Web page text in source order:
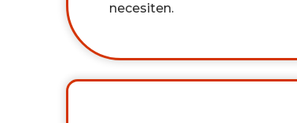
necesiten.